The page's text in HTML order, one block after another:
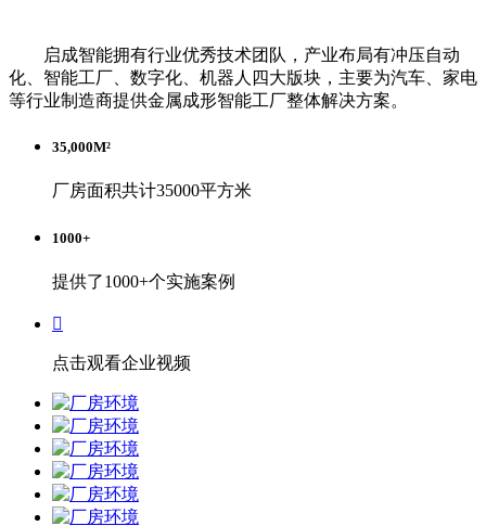
启成智能拥有行业优秀技术团队，产业布局有冲压自动
化、智能工厂、数字化、机器人四大版块，主要为汽车、家电
等行业制造商提供金属成形智能工厂整体解决方案。
35,000M²
厂房面积共计35000平方米
1000+
提供了1000+个实施案例

点击观看企业视频